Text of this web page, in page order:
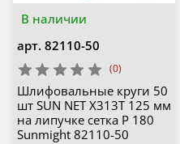
В наличии
арт. 82110-50
(0)
Шлифовальные круги 50
шт SUN NET X313T 125 мм
на липучке сетка P 180
Sunmight 82110-50